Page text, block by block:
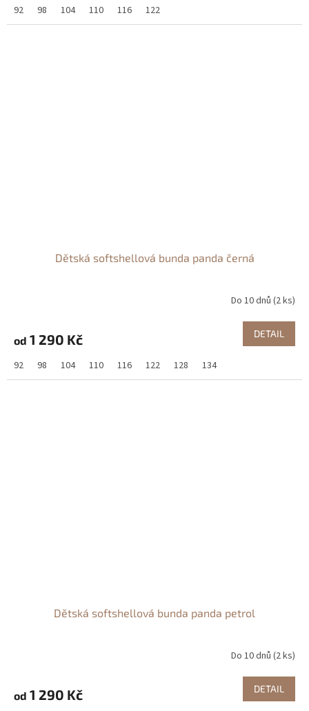
92 98 104 110 116 122
Dětská softshellová bunda panda černá
Do 10 dnů (2 ks)
od 1 290 Kč DETAIL
92 98 104 110 116 122 128 134
Dětská softshellová bunda panda petrol
Do 10 dnů (2 ks)
od 1 290 Kč DETAIL